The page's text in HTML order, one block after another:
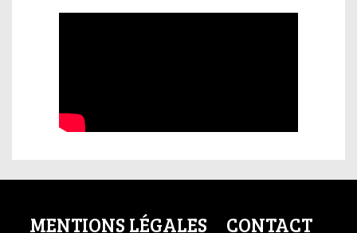
MENTIONS LÉGALES CONTACT